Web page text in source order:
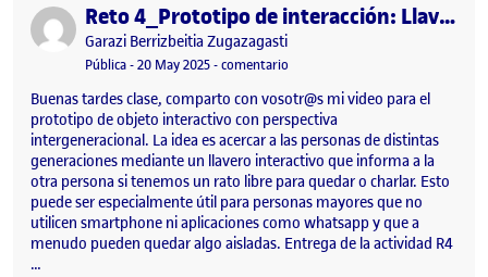
Publicado por Reto 4_Prototipo de interacción: Llaves interactivas
Publicado por
Garazi Berrizbeitia Zugazagasti
Visibilidad:
Pública-Fecha de publicación
20 May 2025-comentario
Buenas tardes clase, comparto con vosotr@s mi video para el
prototipo de objeto interactivo con perspectiva
intergeneracional. La idea es acercar a las personas de distintas
generaciones mediante un llavero interactivo que informa a la
otra persona si tenemos un rato libre para quedar o charlar. Esto
puede ser especialmente útil para personas mayores que no
utilicen smartphone ni aplicaciones como whatsapp y que a
menudo pueden quedar algo aisladas. Entrega de la actividad R4
…